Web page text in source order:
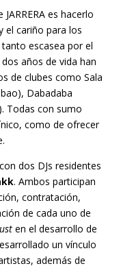
es hacerlo
el cariño para los
escasea por el
años de vida han
de clubes como Sala
Dabadaba
Todas con sumo
como de ofrecer
dos DJs residentes
. Ambos participan
contratación,
de cada uno de
en el desarrollo de
un vínculo
además de